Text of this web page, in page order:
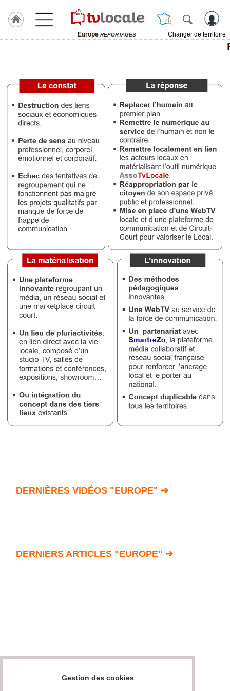
Europe REPORTAGES
Changer de territoire
ACCUEIL
Europe
TvLocale
France
Accueil
Agenda
Gazette
Vidéos
Médias
du
groupe
Blogs
Prémium
annuaire
Accès
éditeur
DERNIÈRES VIDÉOS "EUROPE" ➔
DERNIERS ARTICLES "EUROPE" ➔
Gestion des cookies